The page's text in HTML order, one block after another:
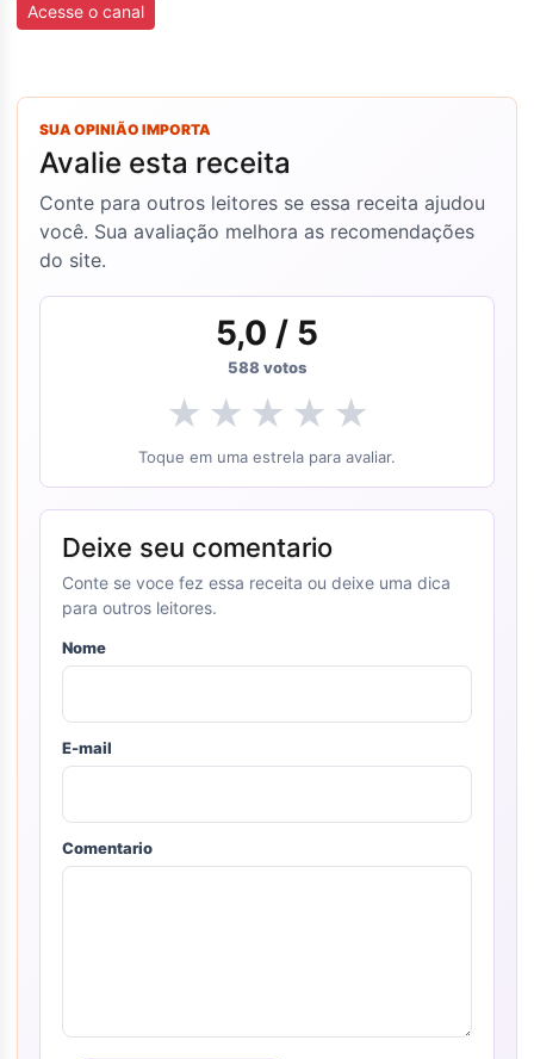
Acesse o canal
SUA OPINIÃO IMPORTA
Avalie esta receita
Conte para outros leitores se essa receita ajudou
você. Sua avaliação melhora as recomendações
do site.
5,0 / 5
588votos
★ ★ ★ ★ ★
Toque em uma estrela para avaliar.
Deixe seu comentario
Conte se voce fez essa receita ou deixe uma dica
para outros leitores.
Nome
E-mail
Comentario